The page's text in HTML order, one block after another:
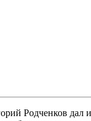
Родченков